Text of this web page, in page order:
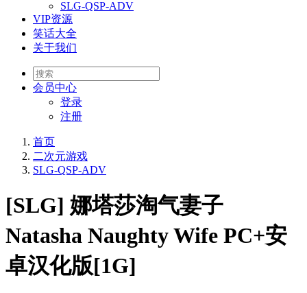
SLG-QSP-ADV
VIP资源
笑话大全
关于我们
会员中心
登录
注册
首页
二次元游戏
SLG-QSP-ADV
[SLG] 娜塔莎淘气妻子
Natasha Naughty Wife PC+安
卓汉化版[1G]